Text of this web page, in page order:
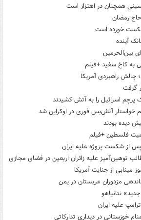
همچنان در اهتزاز است
حاج رمضان
خورده است
آینده
بین‌الحرمین
به کاخ سفید +فیلم
چالش راهبردی آمریکا
گرفت
اسرائیل را به آتش کشیدند
خواستار آتش‌بس فوری در اوکراین شد
دیده بودند
فلسطین +فیلم
از شکست پروژه علیه ایران
توهین‌آمیز علیه زائران اربعین در فضای مجازی
مینابی از جنایت آمریکا
مزدوران عربستان در یمن
نتانیاهو
علیه ایران
خوزستانی در دیداری تدارکاتی